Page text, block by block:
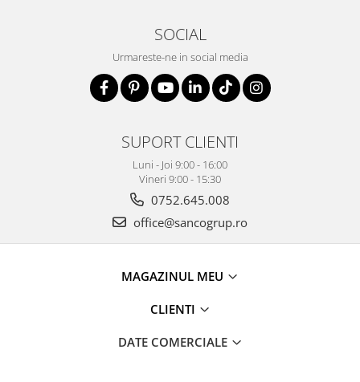
SOCIAL
Urmareste-ne in social media
SUPORT CLIENTI
Luni - Joi 9:00 - 16:00
Vineri 9:00 - 15:30
0752.645.008
office@sancogrup.ro
MAGAZINUL MEU
CLIENTI
DATE COMERCIALE